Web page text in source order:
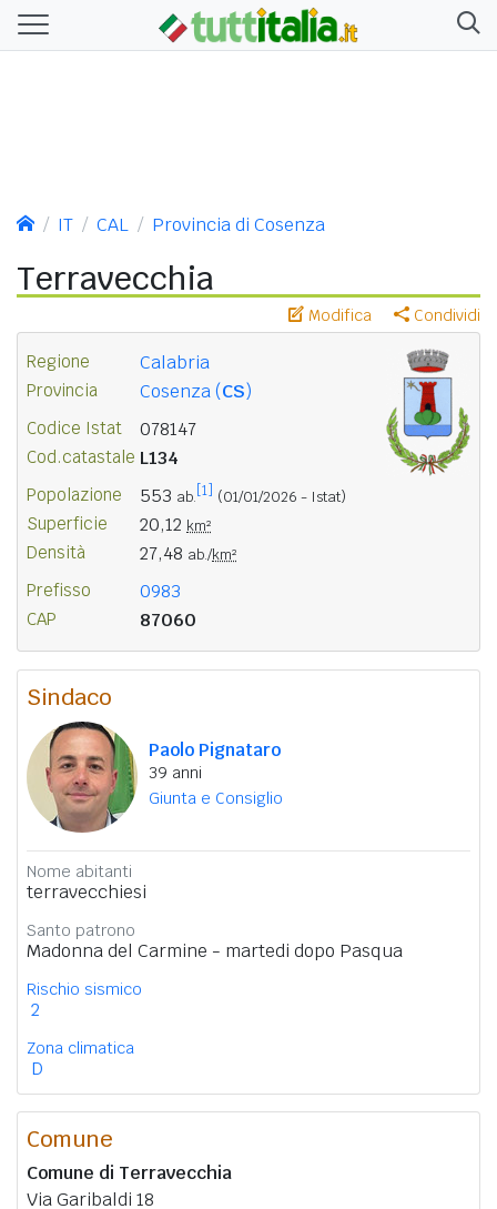
IT CAL Provincia di Cosenza
Terravecchia
Modifica Condividi
Regione Calabria
Provincia Cosenza (CS)
Codice Istat 078147
Cod.catastale L134
Popolazione 553 ab. [1] (01/01/2026 - Istat)
Superficie 20,12 km²
Densità 27,48 ab./km²
Prefisso 0983
CAP 87060
Sindaco
Paolo Pignataro
39 anni
Giunta e Consiglio
Nome abitanti
terravecchiesi
Santo patrono
Madonna del Carmine - martedi dopo Pasqua
Rischio sismico
2
Zona climatica
D
Comune
Comune di Terravecchia
Via Garibaldi 18